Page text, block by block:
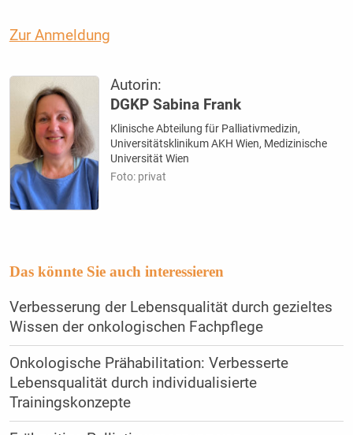
Zur Anmeldung
Autorin:
DGKP Sabina Frank
Klinische Abteilung für Palliativmedizin,
Universitätsklinikum AKH Wien, Medizinische
Universität Wien
Foto: privat
Das könnte Sie auch interessieren
Verbesserung der Lebensqualität durch gezieltes
Wissen der onkologischen Fachpflege
Onkologische Prähabilitation: Verbesserte
Lebensqualität durch individualisierte
Trainingskonzepte